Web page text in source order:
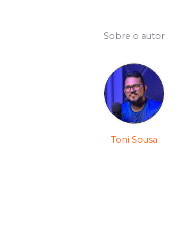
Sobre o autor
Toni Sousa